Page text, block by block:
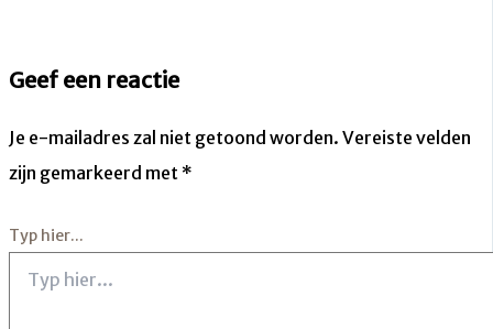
Geef een reactie
Je e-mailadres zal niet getoond worden. Vereiste velden
zijn gemarkeerd met *
Typ hier...